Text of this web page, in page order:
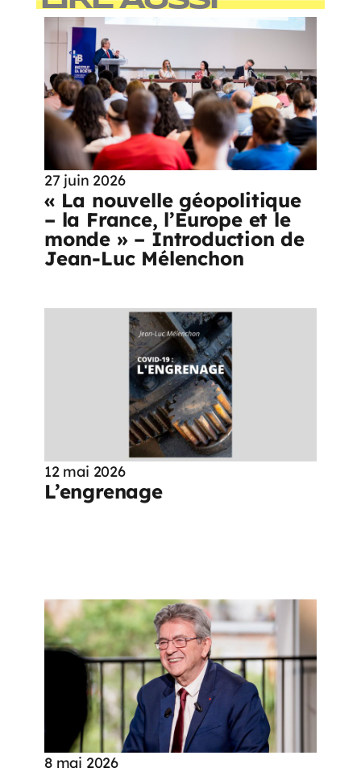
27 juin 2026
« La nouvelle géopolitique
– la France, l’Europe et le
monde » – Introduction de
Jean-Luc Mélenchon
12 mai 2026
L’engrenage
8 mai 2026